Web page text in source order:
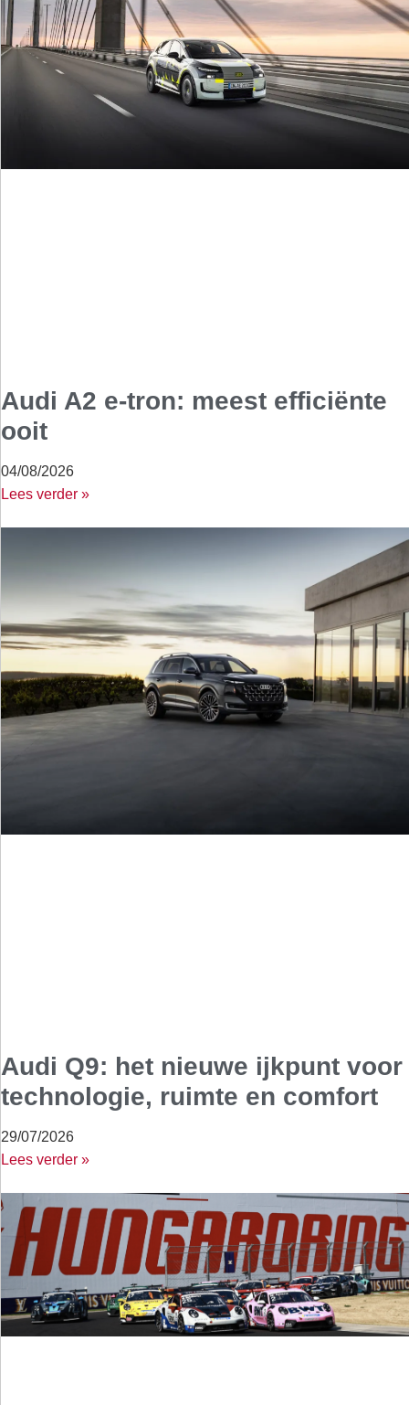
Audi A2 e-tron: meest efficiënte
ooit
04/08/2026
Lees verder »
Audi Q9: het nieuwe ijkpunt voor
technologie, ruimte en comfort
29/07/2026
Lees verder »